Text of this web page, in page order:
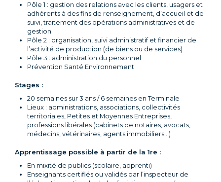
Pôle 1 : gestion des relations avec les clients, usagers et
adhérents à des fins de renseignement, d’accueil et de
suivi, traitement des opérations administratives et de
gestion
Pôle 2 : organisation, suivi administratif et financier de
l’activité de production (de biens ou de services)
Pôle 3 : administration du personnel
Prévention Santé Environnement
Stages :
20 semaines sur 3 ans / 6 semaines en Terminale
Lieux : administrations, associations, collectivités
territoriales, Petites et Moyennes Entreprises,
professions libérales (cabinets de notaires, avocats,
médecins, vétérinaires, agents immobiliers…)
Apprentissage possible à partir de la 1re :
En mixité de publics (scolaire, apprenti)
Enseignants certifiés ou validés par l’inspecteur de